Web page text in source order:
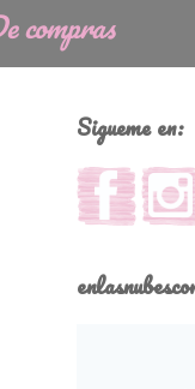
compras
Sigueme en: